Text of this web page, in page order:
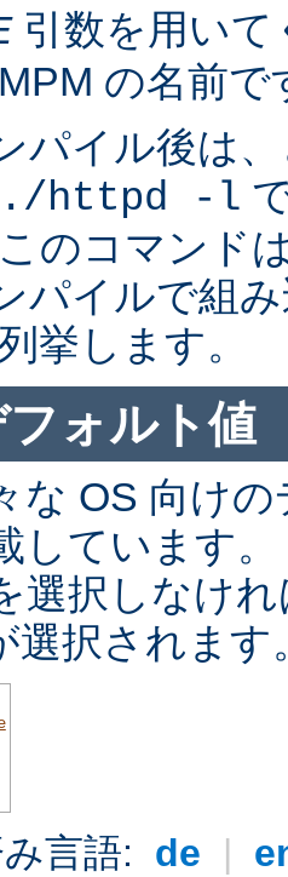
引数を用い
の名前で
パイル後は
./httpd -l
のコマンド
パイルで組
挙します。
ォルト値
な OS 向け
しています
選択しなけ
選択されます
言語: de |